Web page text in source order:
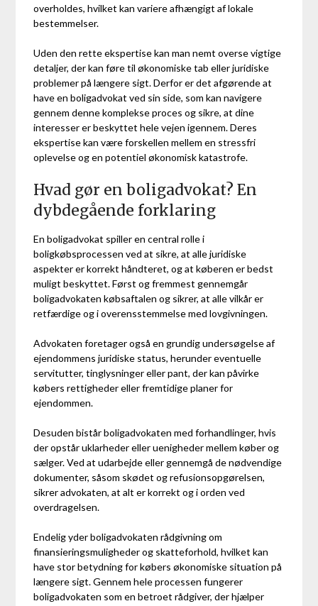
overholdes, hvilket kan variere afhængigt af lokale
bestemmelser.
Uden den rette ekspertise kan man nemt overse vigtige
detaljer, der kan føre til økonomiske tab eller juridiske
problemer på længere sigt. Derfor er det afgørende at
have en boligadvokat ved sin side, som kan navigere
gennem denne komplekse proces og sikre, at dine
interesser er beskyttet hele vejen igennem. Deres
ekspertise kan være forskellen mellem en stressfri
oplevelse og en potentiel økonomisk katastrofe.
Hvad gør en boligadvokat? En
dybdegående forklaring
En boligadvokat spiller en central rolle i
boligkøbsprocessen ved at sikre, at alle juridiske
aspekter er korrekt håndteret, og at køberen er bedst
muligt beskyttet. Først og fremmest gennemgår
boligadvokaten købsaftalen og sikrer, at alle vilkår er
retfærdige og i overensstemmelse med lovgivningen.
Advokaten foretager også en grundig undersøgelse af
ejendommens juridiske status, herunder eventuelle
servitutter, tinglysninger eller pant, der kan påvirke
købers rettigheder eller fremtidige planer for
ejendommen.
Desuden bistår boligadvokaten med forhandlinger, hvis
der opstår uklarheder eller uenigheder mellem køber og
sælger. Ved at udarbejde eller gennemgå de nødvendige
dokumenter, såsom skødet og refusionsopgørelsen,
sikrer advokaten, at alt er korrekt og i orden ved
overdragelsen.
Endelig yder boligadvokaten rådgivning om
finansieringsmuligheder og skatteforhold, hvilket kan
have stor betydning for købers økonomiske situation på
længere sigt. Gennem hele processen fungerer
boligadvokaten som en betroet rådgiver, der hjælper